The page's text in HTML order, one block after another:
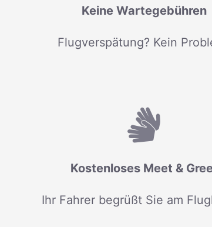
Keine Wartegebühren
Flugverspätung? Kein
Kostenloses Meet &
Ihr Fahrer begrüßt Sie am